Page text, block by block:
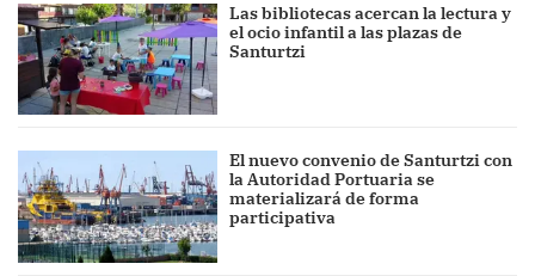
Las bibliotecas acercan la lectura y
el ocio infantil a las plazas de
Santurtzi
El nuevo convenio de Santurtzi con
la Autoridad Portuaria se
materializará de forma
participativa